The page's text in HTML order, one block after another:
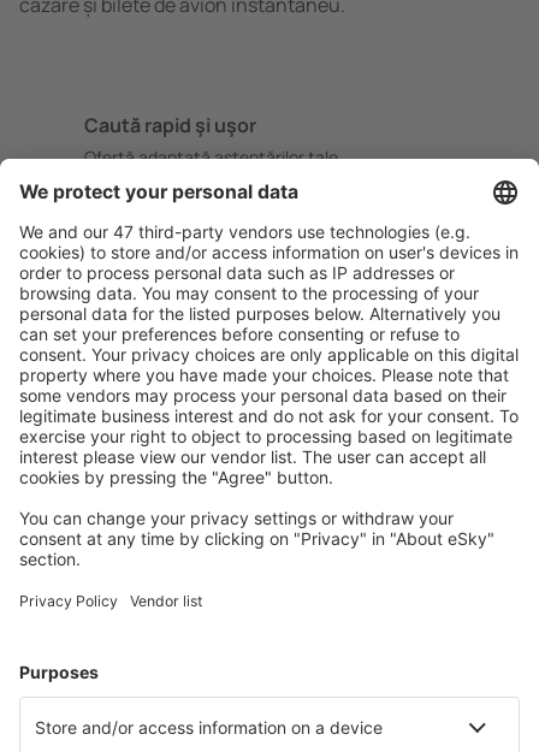
Caută rapid şi uşor
Ofertă adaptată aşteptărilor tale.
Planifică ȋn siguranţă
Rezervare fără griji cu opțiune gratuită de anulare.
Economiseşte mai mult
Prețuri atractive și oferte speciale pentru utilizatorii
conectați.
Cazarea preferată
Alege din peste 1,3 mil. de opţiuni: hoteluri, cabane,
Cele mai căutate hoteluri de către utilizatorii eSky
Hoteluri în La Paloma
Hoteluri în Punta del Este Hoteluri în Piriapolis